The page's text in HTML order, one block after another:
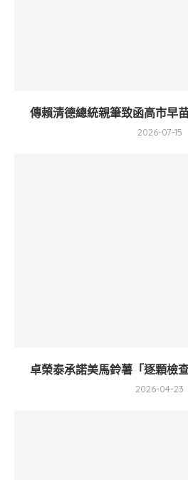
傳賴清德總統親筆致函高市早
2026-07-15
卓榮泰承諾美馬鈴薯「逐顆檢
2026-04-23